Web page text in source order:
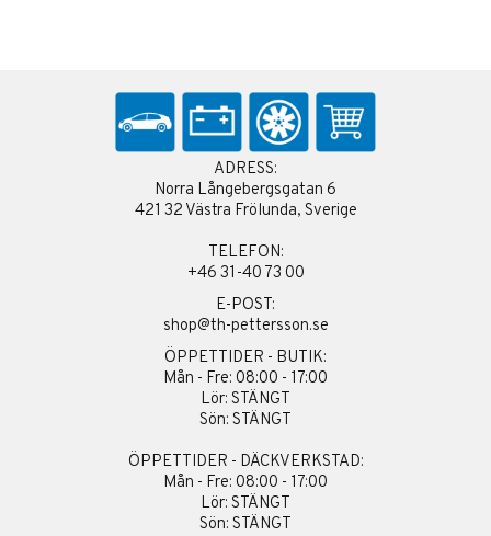
ADRESS:
Norra Långebergsgatan 6
421 32 Västra Frölunda, Sverige
TELEFON:
+46 31-40 73 00
E-POST:
shop@th-pettersson.se
ÖPPETTIDER - BUTIK:
Mån - Fre: 08:00 - 17:00
Lör: STÄNGT
Sön: STÄNGT
ÖPPETTIDER - DÄCKVERKSTAD:
Mån - Fre: 08:00 - 17:00
Lör: STÄNGT
Sön: STÄNGT